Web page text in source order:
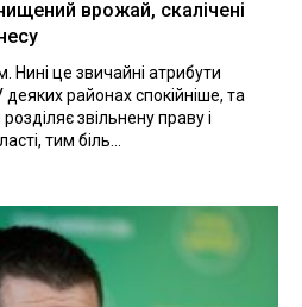
врожай, скалічені
Нині це звичайні атрибути
районах спокійніше, та
звільнену праву і
тим біль...